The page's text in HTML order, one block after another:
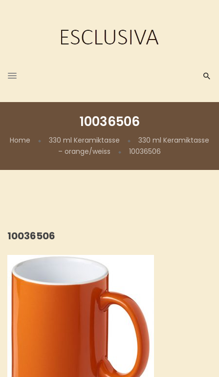
10036506
Home 330 ml Keramiktasse
330 ml Keramiktasse
– orange/weiss
10036506
10036506